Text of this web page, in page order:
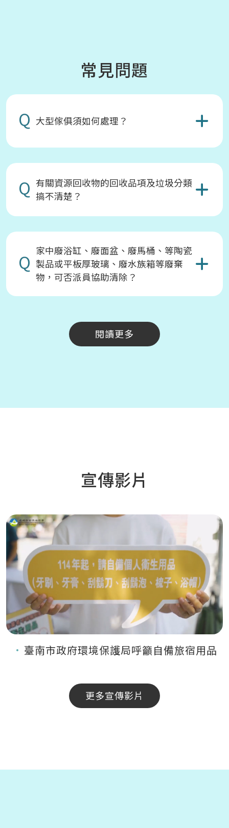
常見問題
Q 大型傢俱須如何處理？
Q 有關資源回收物的回收品項及垃圾分類
搞不清楚？
Q 家中廢浴缸、廢面盆、廢馬桶、等陶瓷
製品或平板厚玻璃、廢水族箱等廢棄
物，可否派員協助清除？
閱讀更多
宣傳影片
臺南市政府環境保護局呼籲自備旅宿用品
更多宣傳影片